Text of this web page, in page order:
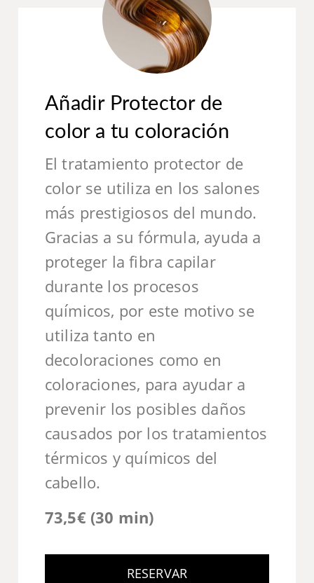
Añadir Protector de
color a tu coloración
El tratamiento protector de
color se utiliza en los salones
más prestigiosos del mundo.
Gracias a su fórmula, ayuda a
proteger la fibra capilar
durante los procesos
químicos, por este motivo se
utiliza tanto en
decoloraciones como en
coloraciones, para ayudar a
prevenir los posibles daños
causados por los tratamientos
térmicos y químicos del
cabello.
73,5€ (30 min)
RESERVAR